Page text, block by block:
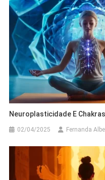
Neuroplasticidade E
02/04/2025 Fernanda